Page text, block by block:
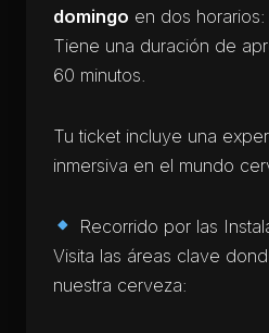
domingo en dos horarios:
Tiene una duración de
60 minutos.
Tu ticket incluye una
inmersiva en el mundo
Recorrido por las
Visita las áreas clave
nuestra cerveza: